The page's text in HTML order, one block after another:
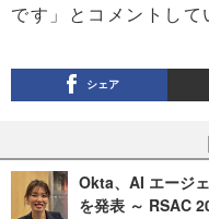
です」とコメントして
シェア
Okta、AI エージ
を発表 ～ RSAC